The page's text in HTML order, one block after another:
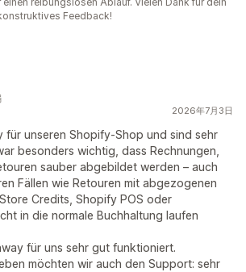
Feedback!
2026年7月3日
für unseren Shopify-Shop und sind sehr
besonders wichtig, dass Rechnungen,
sauber abgebildet werden – auch
Fällen wie Retouren mit abgezogenen
Credits, Shopify POS oder
in die normale Buchhaltung laufen
für uns sehr gut funktioniert.
möchten wir auch den Support: sehr